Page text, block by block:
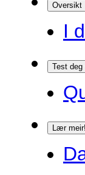
Oversikt
I
Test
Lær meir!